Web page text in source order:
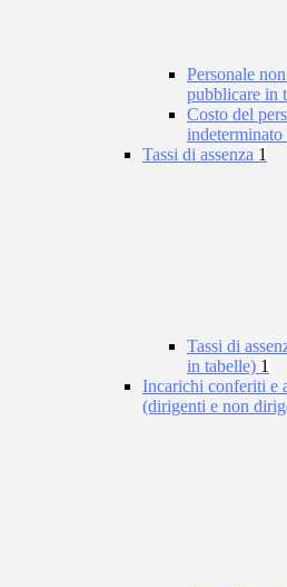
Personale
pubblicare in
Costo del
Tassi di assenza 1
Tassi di
in tabelle) 1
Incarichi conferiti e
(dirigenti e non